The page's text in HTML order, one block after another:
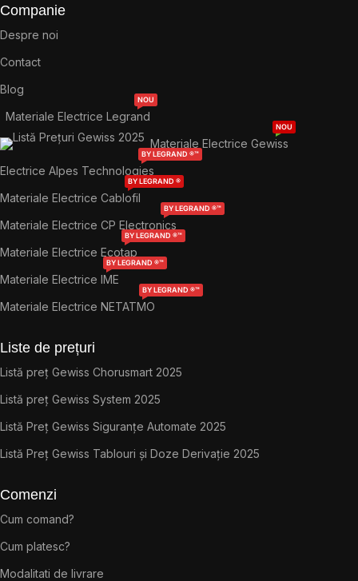
Companie
Despre noi
Contact
Blog
Materiale Electrice Legrand
NOU
Materiale Electrice Gewiss
NOU
Electrice Alpes Technologies
BY LEGRAND ®™
Materiale Electrice Cablofil
BY LEGRAND ®
Materiale Electrice CP Electronics
BY LEGRAND ®™
Materiale Electrice Ecotap
BY LEGRAND ®™
Materiale Electrice IME
BY LEGRAND ®™
Materiale Electrice NETATMO
BY LEGRAND ®™
Liste de prețuri
Listă preț Gewiss Chorusmart 2025
Listă preț Gewiss System 2025
Listă Preț Gewiss Siguranțe Automate 2025
Listă Preț Gewiss Tablouri și Doze Derivație 2025
Comenzi
Cum comand?
Cum platesc?
Modalitati de livrare